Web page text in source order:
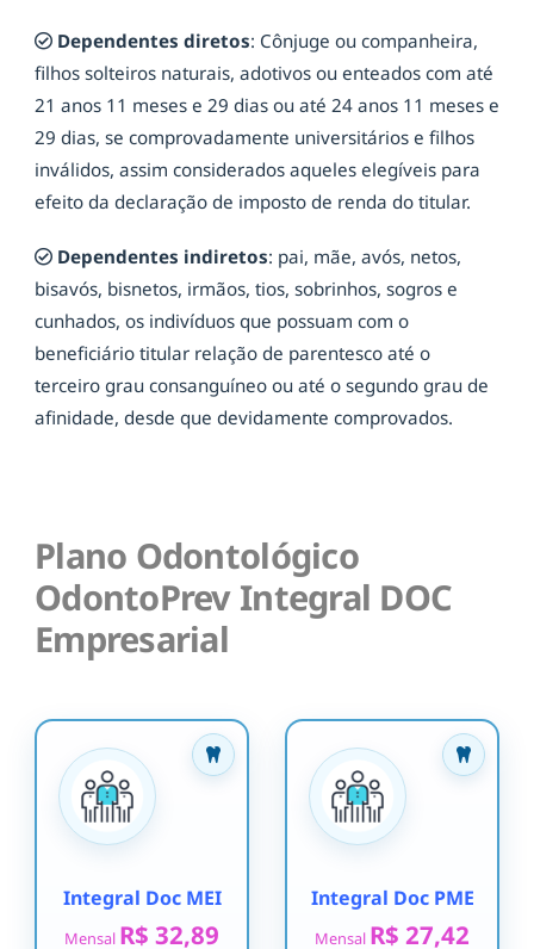
Dependentes diretos: Cônjuge ou companheira,
filhos solteiros naturais, adotivos ou enteados com até
21 anos 11 meses e 29 dias ou até 24 anos 11 meses e
29 dias, se comprovadamente universitários e filhos
inválidos, assim considerados aqueles elegíveis para
efeito da declaração de imposto de renda do titular.
Dependentes indiretos: pai, mãe, avós, netos,
bisavós, bisnetos, irmãos, tios, sobrinhos, sogros e
cunhados, os indivíduos que possuam com o
beneficiário titular relação de parentesco até o
terceiro grau consanguíneo ou até o segundo grau de
afinidade, desde que devidamente comprovados.
Plano Odontológico
OdontoPrev Integral DOC
Empresarial
Integral Doc MEI
Mensal R$ 32,89
Integral Doc PME
Mensal R$ 27,42